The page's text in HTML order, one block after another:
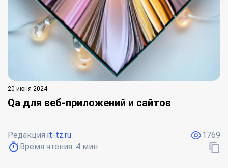
20 июня 2024
Qa для веб-приложений и сайтов
Редакция it-tz.ru
Время чтения: 4 мин
1769